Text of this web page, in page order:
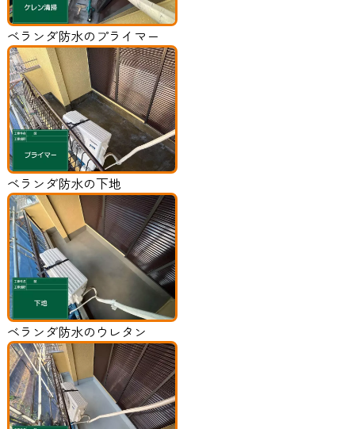
ベランダ防水のプライマー
ベランダ防水の下地
ベランダ防水のウレタン